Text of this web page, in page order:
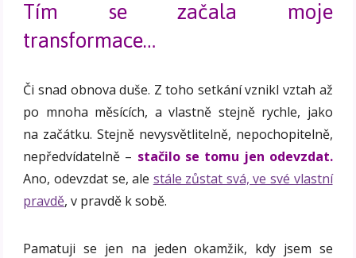
Tím se začala moje
transformace…
Či snad obnova duše. Z toho setkání vznikl vztah až
po mnoha měsících, a vlastně stejně rychle, jako
na začátku. Stejně nevysvětlitelně, nepochopitelně,
nepředvídatelně – stačilo se tomu jen odevzdat.
Ano, odevzdat se, ale stále zůstat svá, ve své vlastní
pravdě, v pravdě k sobě.
Pamatuji se jen na jeden okamžik, kdy jsem se